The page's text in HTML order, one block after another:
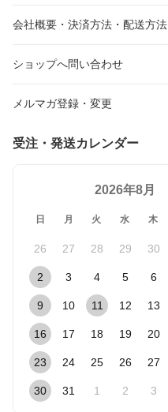
会社概要・決済方法・配送方法
ショップへ問い合わせ
メルマガ登録・変更
受注・発送カレンダー
2026年8月
日 月 火 水 木
26 27 28 29 30
2 3 4 5 6
9 10 11 12 13
16 17 18 19 20
23 24 25 26 27
30 31 1 2 3